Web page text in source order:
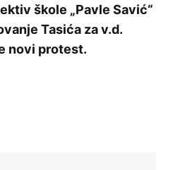
škole „Pavle Savić“
Tasića za v.d.
novi protest.